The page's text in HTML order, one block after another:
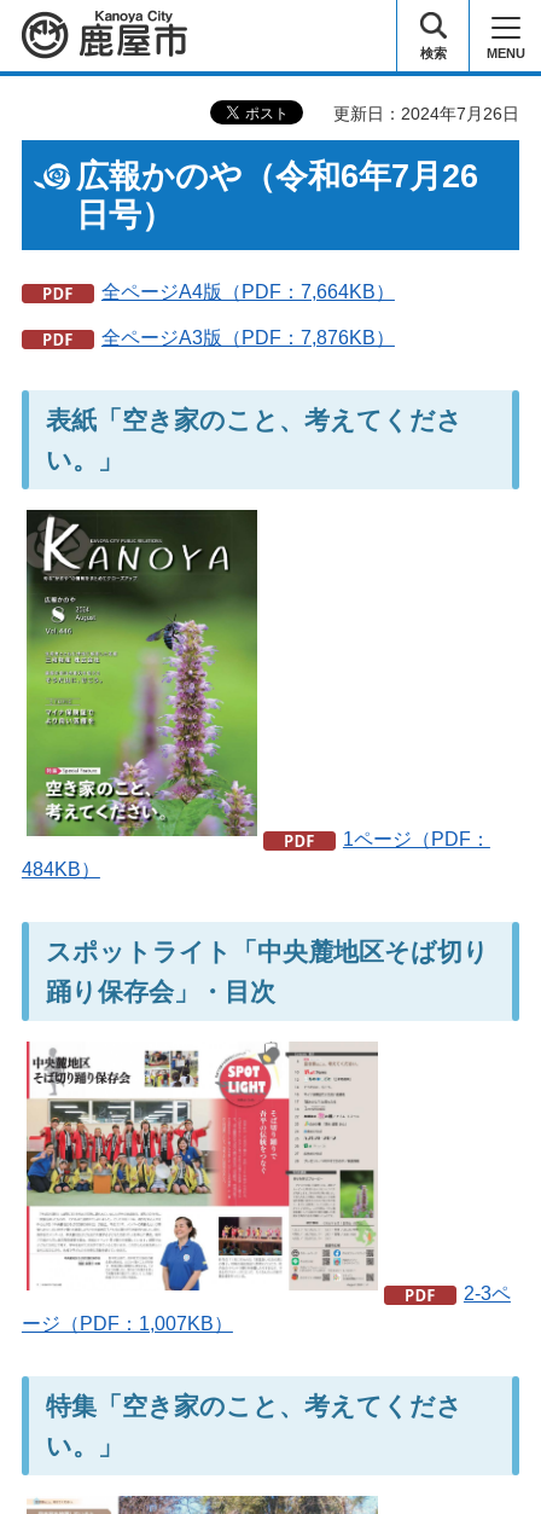
鹿屋市 検索 MENU
更新日：2024年7月26日
広報かのや（令和6年7月26
日号）
全ページA4版（PDF：7,664KB）
全ページA3版（PDF：7,876KB）
表紙「空き家のこと、考えてくださ
い。」
1ページ（PDF：
484KB）
スポットライト「中央麓地区そば切り
踊り保存会」・目次
2-3ペ
ージ（PDF：1,007KB）
特集「空き家のこと、考えてくださ
い。」